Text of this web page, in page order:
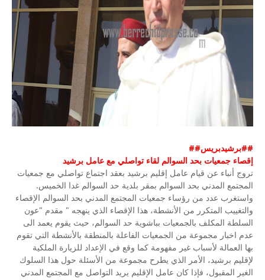
##برشيدبريس##
إقصاء جمعيات بحد السوالم لقاء تواصلي مع عامل برشيد
تروج أنباء عن قيام عامل إقليم برشيد بعقد اجتماع تواصلي مع جمعيات
المجتمع المدني بحد السوالم بمقر بلدية حد السوالم غدا الخميس.
واستغرب عدد من رؤساء جمعيات المجتمع المدني بحد السوالم الإقصاء
والتغييب المتكرر من الأنشطة، هذا الإقصاء الذي ينهجه " مقدم "عون
السلطة المكلف بالجمعيات بباشوية حد السوالم، حيث يقوم يعمد الى
عدم اخبار مجموعة من الجمعيات الفاعلة بالمنطقة بالأنشطة التي تقوم
بها العمالة لأسباب غير مفهومة كما وقع في الإعداد للزيارة الملكية
لإقليم برشيد، الأمر الذي يطرح مجموعة من الأسئلة حول هذا السلوك
الغير المقبول، فإذا كان عامل الإقليم يريد التواصل مع المجتمع المدني